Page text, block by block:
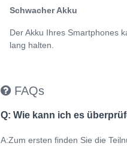
Schwacher Akku
Der Akku Ihres Smartphones
lang halten.
FAQs
Q: Wie kann ich es
A:Zum ersten finden Sie die